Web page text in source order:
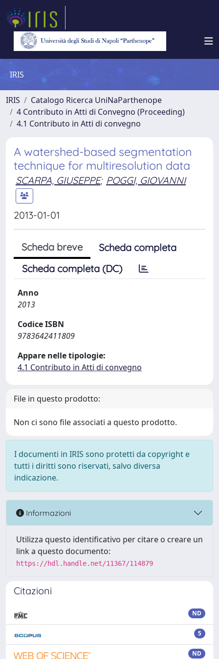
IRIS
IRIS
Catalogo Ricerca UniNaParthenope
4 Contributo in Atti di Convegno (Proceeding)
4.1 Contributo in Atti di convegno
A watershed-based segmentation
technique for multiresolution data
SCARPA, GIUSEPPE; POGGI, GIOVANNI
2013-01-01
Scheda breve
Scheda completa
Scheda completa (DC)
Anno
2013
Codice ISBN
9783642411809
Appare nelle tipologie:
4.1 Contributo in Atti di convegno
File in questo prodotto:
Non ci sono file associati a questo prodotto.
I documenti in IRIS sono protetti da copyright e
tutti i diritti sono riservati, salvo diversa
indicazione.
Informazioni
Utilizza questo identificativo per citare o creare un
link a questo documento:
https://hdl.handle.net/11367/114879
Citazioni
ND
5
ND